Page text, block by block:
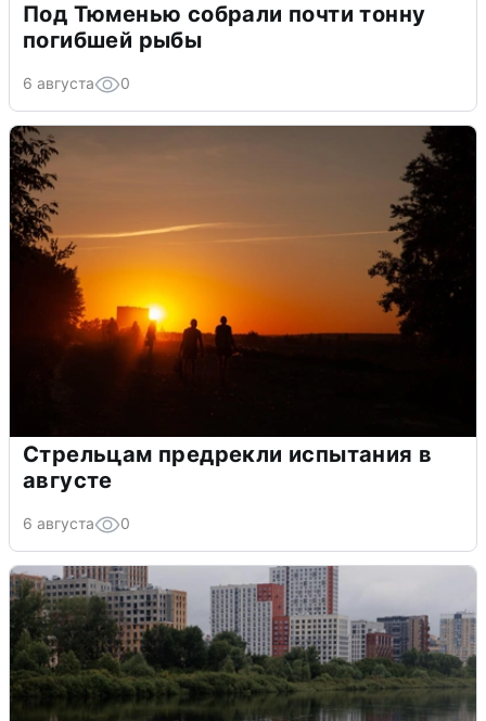
Под Тюменью собрали почти тонну
погибшей рыбы
6 августа 0
Стрельцам предрекли испытания в
августе
6 августа 0